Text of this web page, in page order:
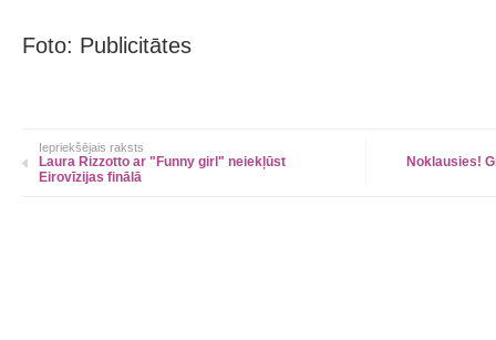
Foto: Publicitātes
Iepriekšējais raksts
Laura Rizzotto ar "Funny girl" neiekļūst
Eirovīzijas finālā
Noklausies!